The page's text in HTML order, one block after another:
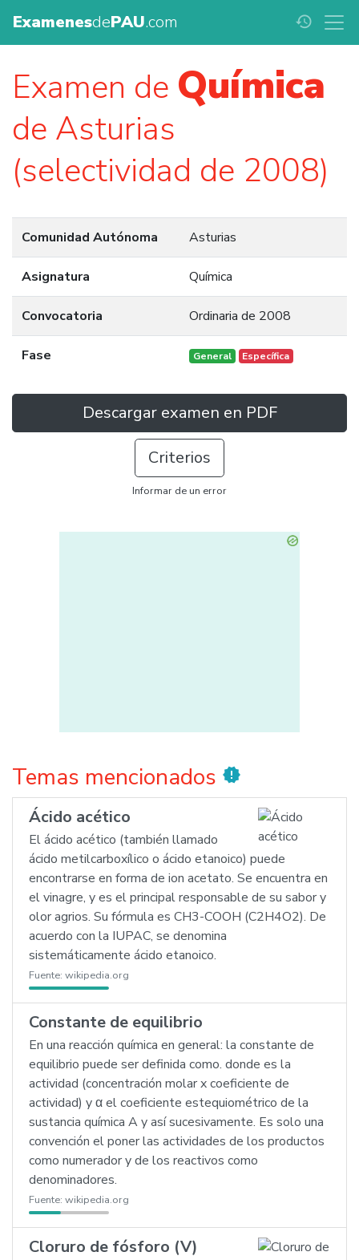
ExamenesdePAU.com history
Examen de Química
de Asturias
(selectividad de 2008)
Comunidad Autónoma Asturias
Asignatura Química
Convocatoria Ordinaria de 2008
Fase General Específica
Descargar examen en PDF
Criterios
Informar de un error
Temas mencionados new_releases
Ácido acético
El ácido acético (también llamado
ácido metilcarboxílico o ácido etanoico) puede
encontrarse en forma de ion acetato. Se encuentra en
el vinagre, y es el principal responsable de su sabor y
olor agrios. Su fórmula es CH3-COOH (C2H4O2). De
acuerdo con la IUPAC, se denomina
sistemáticamente ácido etanoico.
Fuente: wikipedia.org
Constante de equilibrio
En una reacción química en general: la constante de
equilibrio puede ser definida como. donde es la
actividad (concentración molar x coeficiente de
actividad) y α el coeficiente estequiométrico de la
sustancia química A y así sucesivamente. Es solo una
convención el poner las actividades de los productos
como numerador y de los reactivos como
denominadores.
Fuente: wikipedia.org
Cloruro de fósforo (V)